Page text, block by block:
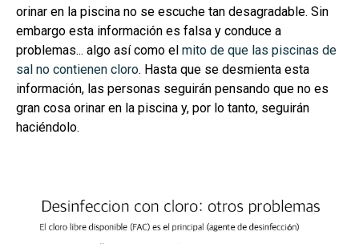
orinar en la piscina no se escuche tan desagradable. Sin
embargo esta información es falsa y conduce a
problemas... algo así como el mito de que las piscinas de
sal no contienen cloro. Hasta que se desmienta esta
información, las personas seguirán pensando que no es
gran cosa orinar en la piscina y, por lo tanto, seguirán
haciéndolo.